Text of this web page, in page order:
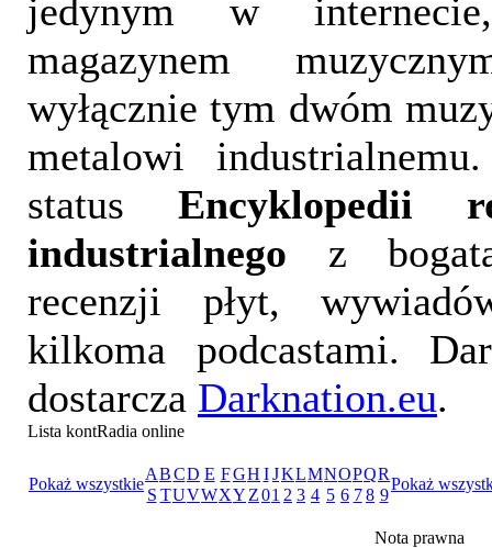
jedynym w
magazynem
wyłącznie tym dwóm
metalowi
status Encyklopedii
industrialnego z
recenzji płyt,
kilkoma podcastami.
dostarcza Darknation.eu.
Lista kontRadia online
Pokaż wszystkie
ABCD E FGH I JKLMNOPQR
Pokaż
S TUVWXY Z01 2 3 4 5 6 7 8 9
Nota prawna